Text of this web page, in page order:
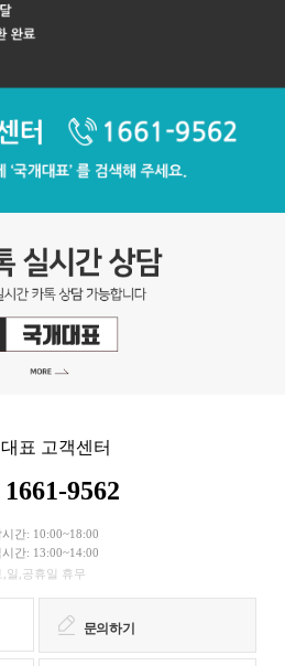
표 고객센터
1661-9562
간: 10:00~18:00
시간: 13:00~14:00
,일,공휴일 휴무
문의하기